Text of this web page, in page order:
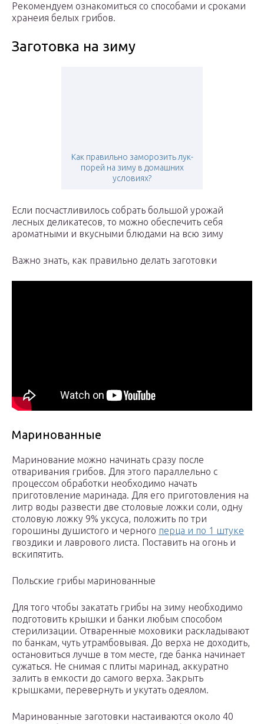
Рекомендуем ознакомиться со способами и сроками
хранеия белых грибов.
Заготовка на зиму
Как правильно заморозить лук-
порей на зиму в домашних
условиях?
Если посчастливилось собрать большой урожай
лесных деликатесов, то можно обеспечить себя
ароматными и вкусными блюдами на всю зиму
Важно знать, как правильно делать заготовки
Маринованные
Маринование можно начинать сразу после
отваривания грибов. Для этого параллельно с
процессом обработки необходимо начать
приготовление маринада. Для его приготовления на
литр воды развести две столовые ложки соли, одну
столовую ложку 9% уксуса, положить по три
горошины душистого и черного перца и по 1 штуке
гвоздики и лаврового листа. Поставить на огонь и
вскипятить.
Польские грибы маринованные
Для того чтобы закатать грибы на зиму необходимо
подготовить крышки и банки любым способом
стерилизации. Отваренные моховики раскладывают
по банкам, чуть утрамбовывая. До верха не доходить,
остановиться лучше в том месте, где банка начинает
сужаться. Не снимая с плиты маринад, аккуратно
залить в емкости до самого верха. Закрыть
крышками, перевернуть и укутать одеялом.
Маринованные заготовки настаиваются около 40